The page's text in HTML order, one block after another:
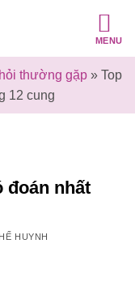
MENU
thường gặp » Top
12 cung
đoán nhất
HUYNH